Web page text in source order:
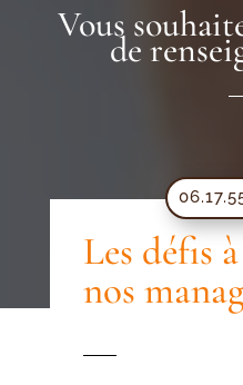
Vous
de
Les défis
nos